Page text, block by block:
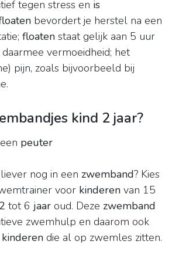
tegen stress en is
bevordert je herstel na een
floaten staat gelijk aan 5 uur
vermoeidheid; het
pijn, zoals bijvoorbeeld bij
kind 2 jaar?
peuter
liever nog in een zwemband? Kies
voor kinderen van 15
2 tot 6 jaar oud. Deze zwemband
zwemhulp en daarom ook
kinderen die al op zwemles zitten.